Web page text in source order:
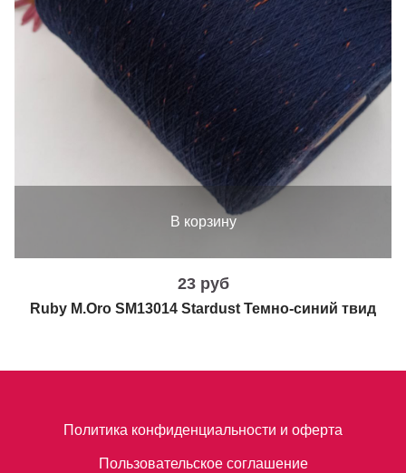
В корзину
23 руб
Ruby M.Oro SM13014 Stardust Темно-синий твид
Политика конфиденциальности и оферта
Пользовательское соглашение